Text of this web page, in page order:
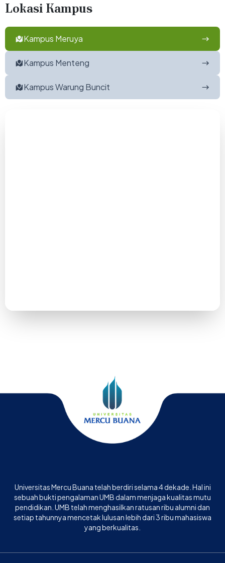
Lokasi Kampus
Kampus Meruya
Kampus Menteng
Kampus Warung Buncit
Universitas Mercu Buana telah berdiri selama 4 dekade. Hal ini
sebuah bukti pengalaman UMB dalam menjaga kualitas mutu
pendidikan. UMB telah menghasilkan ratusan ribu alumni dan
setiap tahunnya mencetak lulusan lebih dari 3 ribu mahasiswa
yang berkualitas.